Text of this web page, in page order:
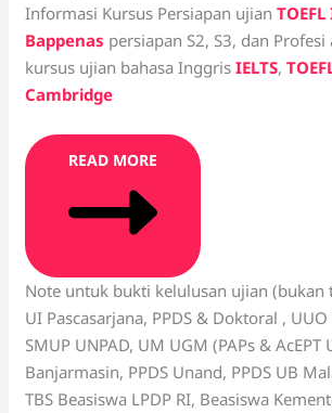
Informasi Kursus Persiapan ujianTOEFL
Bappenas persiapan S2, S3, dan Profesi
kursus ujian bahasa InggrisIELTS,
Cambridge
READ MORE
Note untuk bukti kelulusan ujian (bukan
UI Pascasarjana, PPDS & Doktoral , UUO
SMUP UNPAD, UM UGM (PAPs & AcEPT
Banjarmasin, PPDS Unand, PPDS UB
TBS Beasiswa LPDP RI, Beasiswa